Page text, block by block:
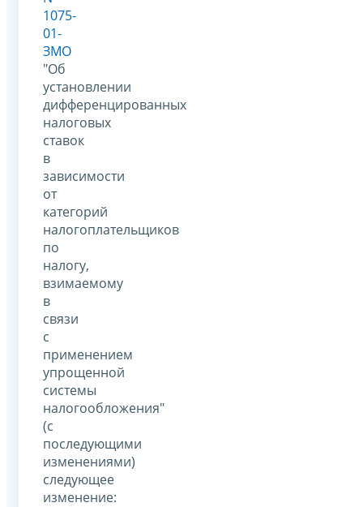
1075-
01-
ЗМО
"Об
установлении
дифференцированных
налоговых
ставок
в
зависимости
от
категорий
налогоплательщиков
по
налогу,
взимаемому
в
связи
с
применением
упрощенной
системы
налогообложения"
(с
последующими
изменениями)
следующее
изменение: